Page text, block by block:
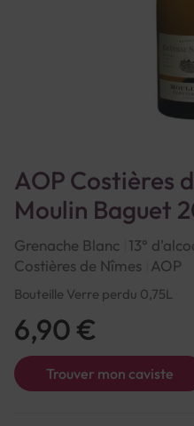
AOP Costières
Moulin Baguet
Grenache Blanc 13°
Costières de Nîmes AOP
Bouteille Verre perdu 0,75L
Trouver mon caviste
6,90 €